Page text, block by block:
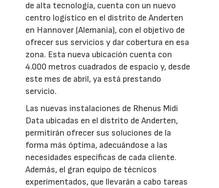
de alta tecnología, cuenta con un nuevo
centro logístico en el distrito de Anderten
en Hannover (Alemania), con el objetivo de
ofrecer sus servicios y dar cobertura en esa
zona. Esta nueva ubicación cuenta con
4.000 metros cuadrados de espacio y, desde
este mes de abril, ya está prestando
servicio.
Las nuevas instalaciones de Rhenus Midi
Data ubicadas en el distrito de Anderten,
permitirán ofrecer sus soluciones de la
forma más óptima, adecuándose a las
necesidades específicas de cada cliente.
Además, el gran equipo de técnicos
experimentados, que llevarán a cabo tareas